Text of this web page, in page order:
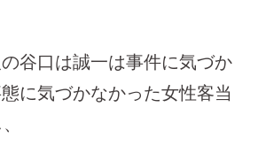
谷口は誠一は事件に気づか
に気づかなかった女性客当